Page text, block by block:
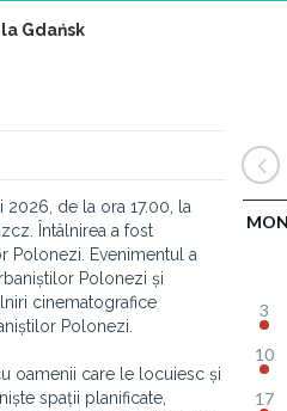
Gdańsk
2026, de la ora 17.00, la
Întâlnirea a fost
Polonezi. Evenimentul a
Polonezi și
cinematografice
Polonezi.
oamenii care le locuiesc și
spații planificate,
MON
3
10
17